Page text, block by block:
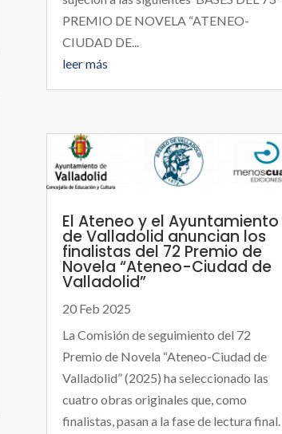
PREMIO DE NOVELA “ATENEO-
CIUDAD DE...
leer más
El Ateneo y el Ayuntamiento
de Valladolid anuncian los
finalistas del 72 Premio de
Novela “Ateneo-Ciudad de
Valladolid”
20 Feb 2025
La Comisión de seguimiento del 72
Premio de Novela “Ateneo-Ciudad de
Valladolid” (2025) ha seleccionado las
cuatro obras originales que, como
finalistas, pasan a la fase de lectura final.